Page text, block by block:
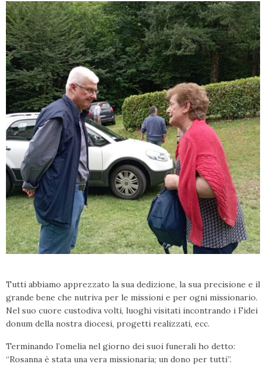
Tutti abbiamo apprezzato la sua dedizione, la sua precisione e il
grande bene che nutriva per le missioni e per ogni missionario.
Nel suo cuore custodiva volti, luoghi visitati incontrando i Fidei
donum della nostra diocesi, progetti realizzati, ecc.
Terminando l’omelia nel giorno dei suoi funerali ho detto:
“Rosanna è stata una vera missionaria; un dono per tutti”.